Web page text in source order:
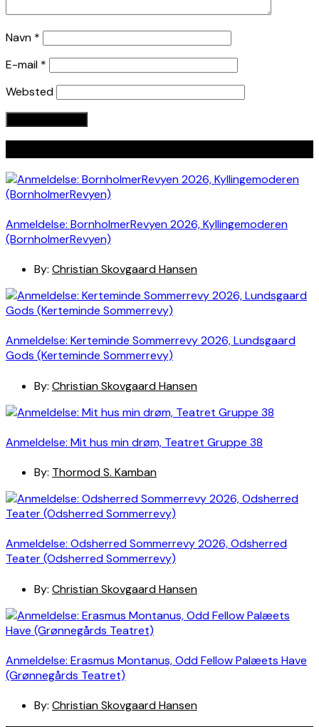
Navn *
E-mail *
Websted
Anmeldelse: BornholmerRevyen 2026, Kyllingemoderen
(BornholmerRevyen)
By: Christian Skovgaard Hansen
Anmeldelse: Kerteminde Sommerrevy 2026, Lundsgaard
Gods (Kerteminde Sommerrevy)
By: Christian Skovgaard Hansen
Anmeldelse: Mit hus min drøm, Teatret Gruppe 38
By: Thormod S. Kamban
Anmeldelse: Odsherred Sommerrevy 2026, Odsherred
Teater (Odsherred Sommerrevy)
By: Christian Skovgaard Hansen
Anmeldelse: Erasmus Montanus, Odd Fellow Palæets Have
(Grønnegårds Teatret)
By: Christian Skovgaard Hansen